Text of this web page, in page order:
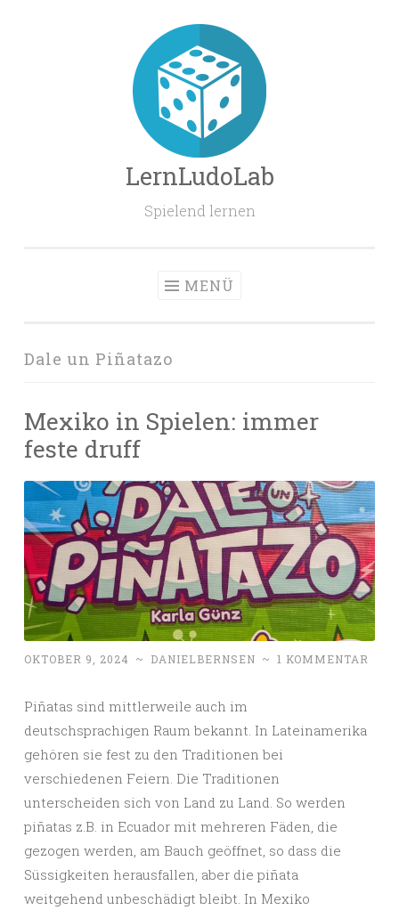
LernLudoLab
Spielend lernen
MENÜ
Dale un Piñatazo
Mexiko in Spielen: immer
feste druff
OKTOBER 9, 2024 ~ DANIELBERNSEN ~ 1 KOMMENTAR
Piñatas sind mittlerweile auch im
deutschsprachigen Raum bekannt. In Lateinamerika
gehören sie fest zu den Traditionen bei
verschiedenen Feiern. Die Traditionen
unterscheiden sich von Land zu Land. So werden
piñatas z.B. in Ecuador mit mehreren Fäden, die
gezogen werden, am Bauch geöffnet, so dass die
Süssigkeiten herausfallen, aber die piñata
weitgehend unbeschädigt bleibt. In Mexiko